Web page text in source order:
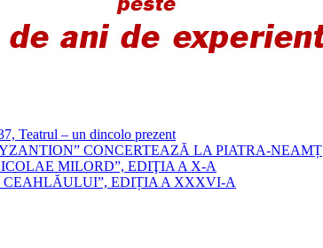
Teatrul – un dincolo prezent
CONCERTEAZĂ LA PIATRA-NEAMȚ
MILORD”, EDIŢIA A X-A
CEAHLĂULUI”, EDIȚIA A XXXVI-A